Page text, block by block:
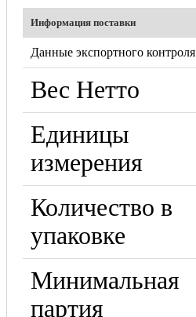
Информация поставки
Данные экспортного контроля
Вес Нетто
Единицы
измерения
Количество в
упаковке
Минимальная
партия